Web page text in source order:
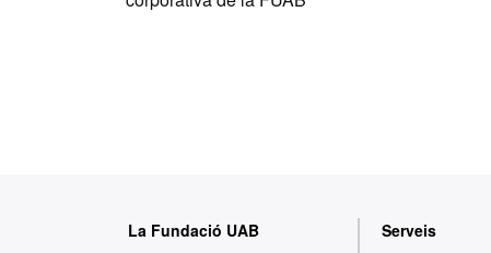
La Fundació UAB
Serveis